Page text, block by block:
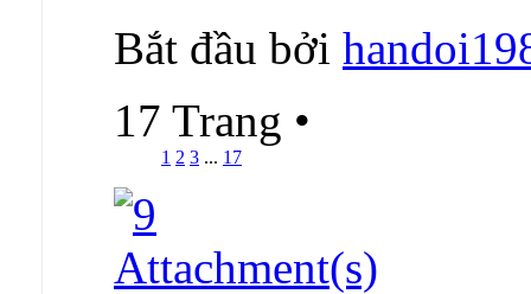
Bắt đầu bởi
17 Trang •
1 2 3 ... 17